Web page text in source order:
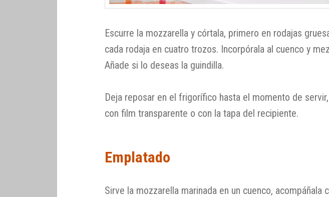
Escurre la mozzarella y córtala, primero en rodajas
cada rodaja en cuatro trozos. Incorpórala al cuenco y
Añade si lo deseas la guindilla.
Deja reposar en el frigorífico hasta el momento de
con film transparente o con la tapa del recipiente.
Emplatado
Sirve la mozzarella marinada en un cuenco, acompáñala